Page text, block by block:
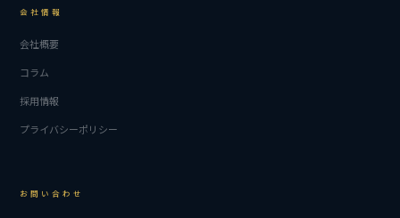
会社情報
会社概要
コラム
採用情報
プライバシーポリシー
お問い合わせ